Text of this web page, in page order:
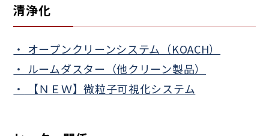
清浄化
オープンクリーンシステム（KOACH）
ルームダスター（他クリーン製品）
【ＮＥＷ】微粒子可視化システム